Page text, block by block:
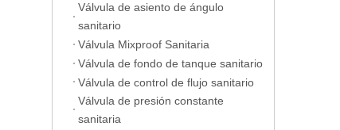
Válvula de asiento de ángulo
sanitario
Válvula Mixproof Sanitaria
Válvula de fondo de tanque sanitario
Válvula de control de flujo sanitario
Válvula de presión constante
sanitaria